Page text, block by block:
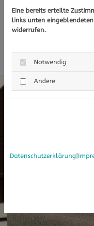
Kontaktdaten
Waldachtal
Eine bereits erteilte
links unten
widerrufen.
Notwendig
Andere
Datenschutzerklärung